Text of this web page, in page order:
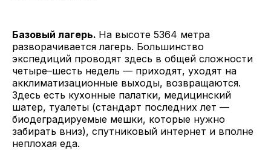
Базовый лагерь. На высоте 5364 метра
разворачивается лагерь. Большинство
экспедиций проводят здесь в общей сложности
четыре–шесть недель — приходят, уходят на
акклиматизационные выходы, возвращаются.
Здесь есть кухонные палатки, медицинский
шатер, туалеты (стандарт последних лет —
биодеградируемые мешки, которые нужно
забирать вниз), спутниковый интернет и вполне
неплохая еда.